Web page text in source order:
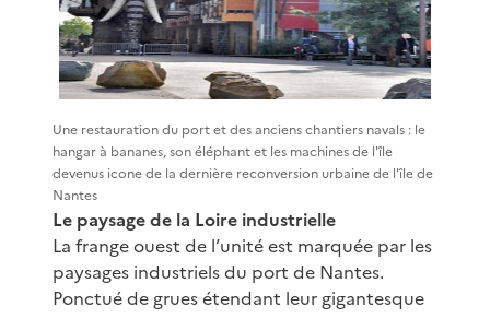
Une restauration du port et des anciens chantiers navals : le
hangar à bananes, son éléphant et les machines de l'île
devenus icone de la dernière reconversion urbaine de l'île de
Nantes
Le paysage de la Loire industrielle
La frange ouest de l’unité est marquée par les
paysages industriels du port de Nantes.
Ponctué de grues étendant leur gigantesque